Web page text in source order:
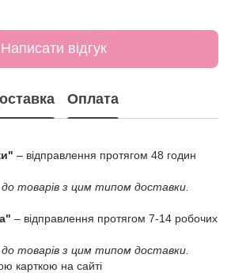
Написати відгук
Оплата
– відправлення протягом 48 годин
товарів з цим типом доставки.
– відправлення протягом 7-14 робочих
товарів з цим типом доставки.
карткою на сайті